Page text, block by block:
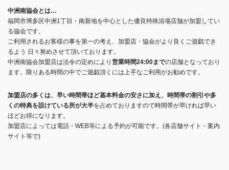
中洲南協会とは…
福岡市博多区中洲1丁目・南新地を中心とした優良特殊浴場店舗が加盟してい
る協会です。
ご利用されるお客様の事を第一の考え、加盟店・協会がより良くご遊戯でき
るよう 日々努めさせて頂いております。
中洲南協会加盟店は法令の定めにより 営業時間24:00までの店舗となっており
ます。限りある時間の中でご遊戯頂くには上手なご利用がお勧めです。
加盟店の多くは、早い時間帯ほど基本料金の安さに加え、時間帯の割引や多
くの特典を設けている所が大半を占めておりますので時間帯が早ければ早い
ほどお得になります。
加盟店によっては電話・WEB等による予約が可能です。(各店舗サイト・案内
サイト等で)